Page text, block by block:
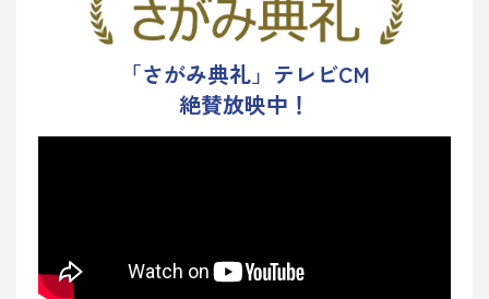
「さがみ典礼」テレビCM
絶賛放映中！